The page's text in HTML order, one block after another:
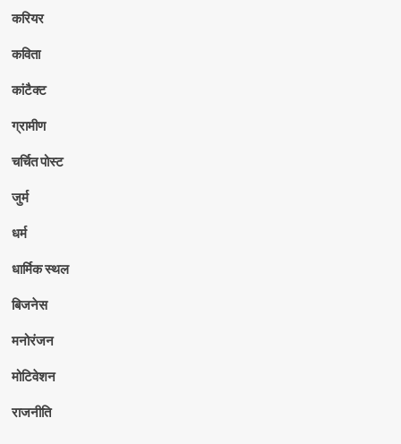
करियर
कविता
कांटैक्ट
ग्रामीण
चर्चित पोस्ट
जुर्म
धर्म
धार्मिक स्थल
बिजनेस
मनोरंजन
मोटिवेशन
राजनीति